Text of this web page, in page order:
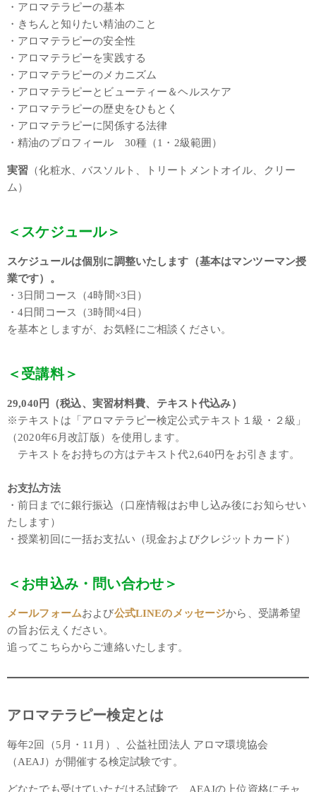
・アロマテラピーの基本
・きちんと知りたい精油のこと
・アロマテラピーの安全性
・アロマテラピーを実践する
・アロマテラピーのメカニズム
・アロマテラピーとビューティー＆ヘルスケア
・アロマテラピーの歴史をひもとく
・アロマテラピーに関係する法律
・精油のプロフィール 30種（1・2級範囲）
実習 （化粧水、バスソルト、トリートメントオイル、クリー
ム）
＜スケジュール＞
スケジュールは個別に調整いたします（基本はマンツーマン授
業です）。
・3日間コース（4時間×3日）
・4日間コース（3時間×4日）
を基本としますが、お気軽にご相談ください。
＜受講料＞
29,040円（税込、実習材料費、テキスト代込み）
※テキストは「アロマテラピー検定公式テキスト１級・２級」
（2020年6月改訂版）を使用します。
テキストをお持ちの方はテキスト代2,640円をお引きます。
お支払方法
・前日までに銀行振込（口座情報はお申し込み後にお知らせい
たします）
・授業初回に一括お支払い（現金およびクレジットカード）
＜お申込み・問い合わせ＞
メールフォームおよび公式LINEのメッセージから、受講希望
の旨お伝えください。
追ってこちらからご連絡いたします。
アロマテラピー検定とは
毎年2回（5月・11月）、公益社団法人 アロマ環境協会
（AEAJ）が開催する検定試験です。
どなたでも受けていただける試験で、AEAJの上位資格にチャ